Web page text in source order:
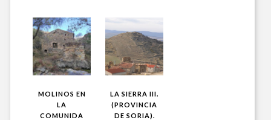
MOLINOS EN
LA
COMUNIDA
LA SIERRA III.
(PROVINCIA
DE SORIA).